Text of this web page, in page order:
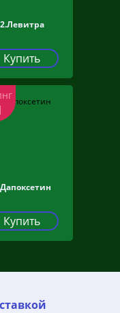
2.Левитра
Купить
Купить